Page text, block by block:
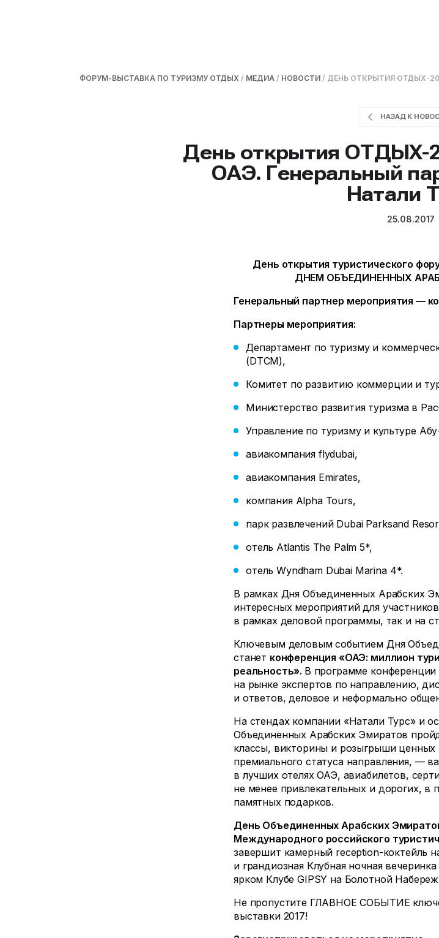
ФОРУМ-ВЫСТАВКА ПО ТУРИЗМУ ОТДЫХ / МЕДИА / НОВОСТИ / ДЕНЬ ОТКРЫТИЯ ОТДЫХ-
НАЗАД К
День открытия ОТДЫХ-
ОАЭ. Генеральный
Натали
25.08.2017
День открытия туристического
ДНЕМ ОБЪЕДИНЕННЫХ
Генеральный партнер мероприятия —
Партнеры мероприятия:
Департамент по туризму и
(DTCM),
Комитет по развитию коммерции и
Министерство развития туризма в
Управление по туризму и культуре
авиакомпания flydubai,
авиакомпания Emirates,
компания Alpha Tours,
парк развлечений Dubai Parksand
отель Atlantis The Palm 5*,
отель Wyndham Dubai Marina 4*.
В рамках Дня Объединенных Арабских
интересных мероприятий для
в рамках деловой программы, так и на
Ключевым деловым событием Дня
станет конференция «ОАЭ: миллион
реальность». В программе
на рынке экспертов по направлению,
и ответов, деловое и неформально
На стендах компании «Натали Турс» и
Объединенных Арабских Эмиратов
классы, викторины и розыгрыши ценных
премиального статуса направления, —
в лучших отелях ОАЭ, авиабилетов,
не менее привлекательных и дорогих, в
памятных подарков.
День Объединенных Арабских
Международного российского
завершит камерный reception-коктейль
и грандиозная Клубная ночная
ярком Клубе GIPSY на Болотной
Не пропустите ГЛАВНОЕ СОБЫТИЕ
выставки 2017!